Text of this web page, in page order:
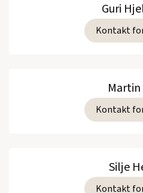
Guri
Kontakt
Martin
Kontakt
Silje
Kontakt